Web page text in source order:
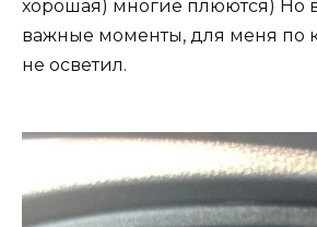
хорошая) многие плюются) Но
важные моменты, для меня по
не осветил.